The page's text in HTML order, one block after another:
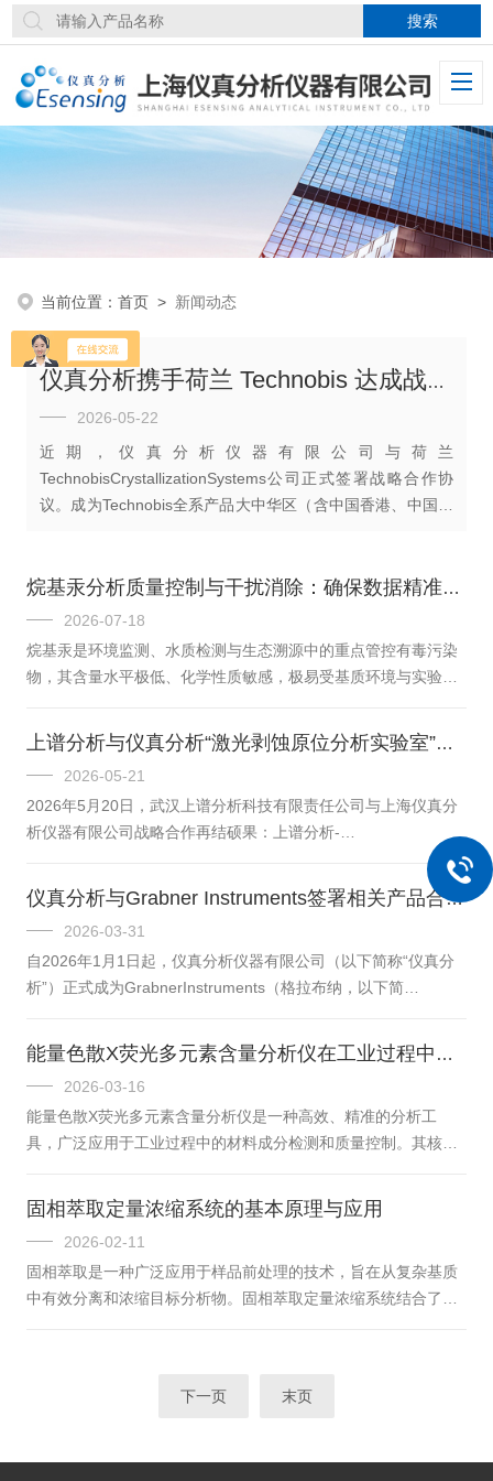
当前位置：首页 > 新闻动态
仪真分析携手荷兰 Technobis 达成战略合作 成为其大中华区合作伙伴
2026-05-22
近期，仪真分析仪器有限公司与荷兰
TechnobisCrystallizationSystems公司正式签署战略合作协
议。成为Technobis全系产品大中华区（含中国香港、中国澳
烷基汞分析质量控制与干扰消除：确保数据精准可靠
2026-07-18
烷基汞是环境监测、水质检测与生态溯源中的重点管控有毒污染
物，其含量水平极低、化学性质敏感，极易受基质环境与实验操
稳定等问题，极易造成检测结果偏差、数据失真。因此，建立质
量控制体系，落实系统化的干扰消除措施，是保障烷基汞分析数
据精准、可靠、可溯源的核心关键，也是满足行业检测质控规范
的必要条件。一、全过程实验环境质量控制，规避外源污染干扰
烷基汞分析对实验环境洁净度要求高，环境中的微量杂质、器皿
上谱分析与仪真分析“激光剥蚀原位分析实验室”成功揭牌
2026-05-21
2026年5月20日，武汉上谱分析科技有限责任公司与上海仪真分
析仪器有限公司战略合作再结硕果：上谱分析-
TeledynePhotonMachines/仪真分析激光剥蚀原位分析实验室揭
牌仪式在武汉顺利举行。双方领导及核心团队齐聚一堂，共同见
证这一重要时刻，标志着双方在原位分析技术领域开启深度合
作、协同发展的新篇章。出席本次揭牌仪式的双方代表主要有：
上谱分析方面——总经理史晓丽，副总经理高伟、微量/同位素测
试部部长陈璐和主量测试部部长史光宇三位核心技术负责人；仪
仪真分析与Grabner Instruments签署相关产品合作协议
2026-03-31
自2026年1月1日起，仪真分析仪器有限公司（以下简称“仪真分
析”）正式成为GrabnerInstruments（格拉布纳，以下简
北方指定区域）包括微量闪点测定仪、微量蒸气压测定仪、中红
外油品分析仪等产品的推广宣传、销售、技术支持及售后服务。
在线产品（中国大陆，不含香港、澳门）包括在线蒸气压分析仪
产品的推广宣传、销售、技术支持与售后服务。Grabner作为燃
油分析仪器领域的优秀品牌，专注于自动化石油化工检测仪器...
能量色散X荧光多元素含量分析仪在工业过程中的应用
2026-03-16
能量色散X荧光多元素含量分析仪是一种高效、精准的分析工
具，广泛应用于工业过程中的材料成分检测和质量控制。其核心
探测器记录这些信号，从而实现对样品中元素的定性和定量分
析。因其快速性、无损性以及能力分析多种元素而受到各行业的
青睐，尤其是在冶金、环保、化工、电子等领域。在冶金工业
中，能量色散X荧光多元素含量分析仪被广泛应用于金属合金的
成分检测。金属的性质与其合金成分密切相关，因此，准确的成
固相萃取定量浓缩系统的基本原理与应用
2026-02-11
固相萃取是一种广泛应用于样品前处理的技术，旨在从复杂基质
中有效分离和浓缩目标分析物。固相萃取定量浓缩系统结合了固
取的基本原理是利用固相材料对液相中目标分析物的选择性吸
下一页 末页